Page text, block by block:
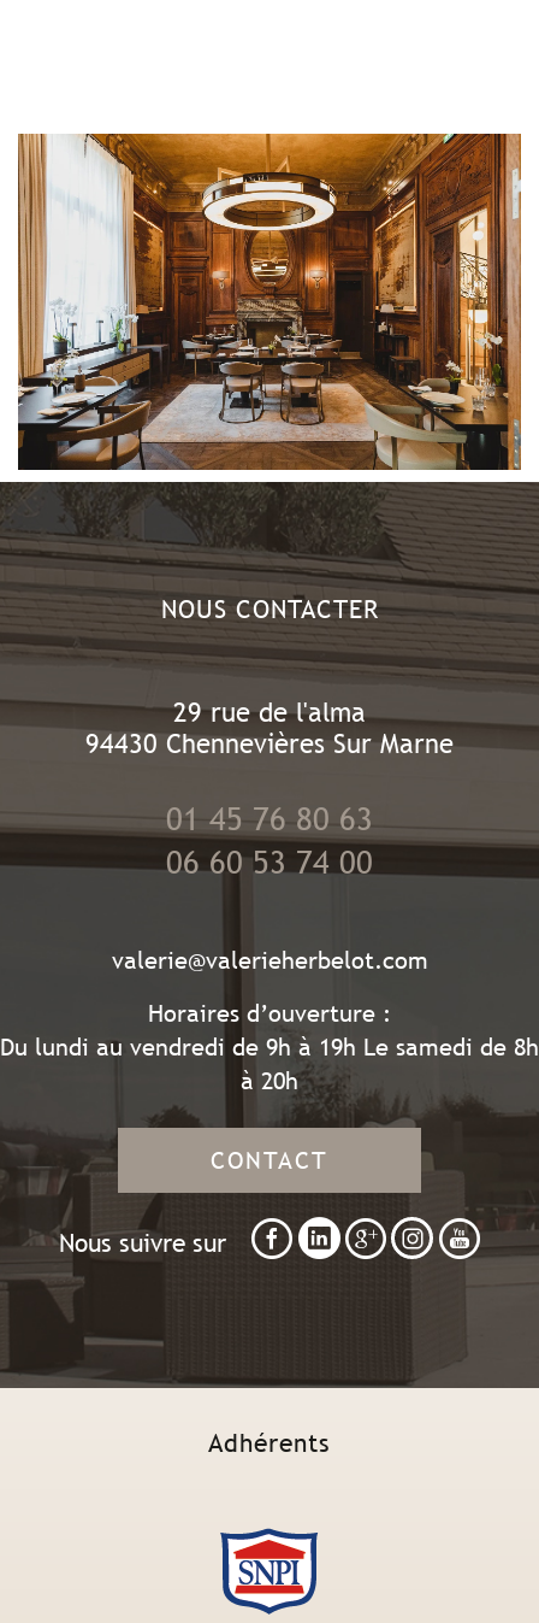
NOUS CONTACTER
29 rue de l'alma
94430 Chennevières Sur Marne
01 45 76 80 63
06 60 53 74 00
valerie@valerieherbelot.com
Horaires d’ouverture :
Du lundi au vendredi de 9h à 19h Le samedi de 8h
à 20h
CONTACT
Nous suivre sur
Adhérents